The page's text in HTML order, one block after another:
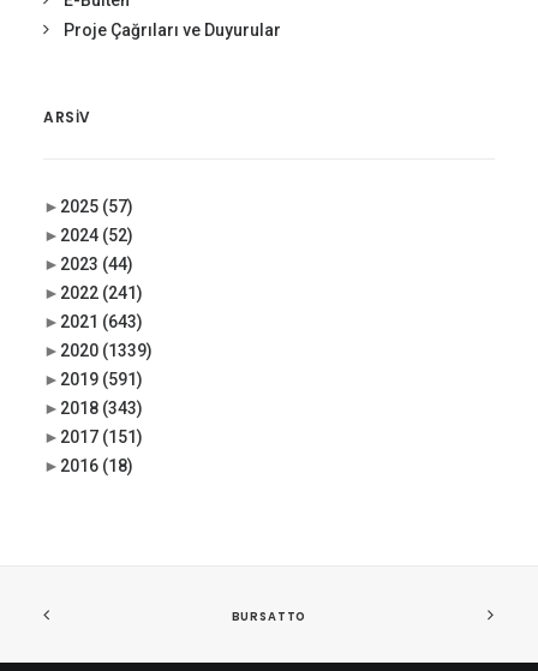
Proje Çağrıları ve Duyurular
ARSIV
► 2025 (57)
► 2024 (52)
► 2023 (44)
► 2022 (241)
► 2021 (643)
► 2020 (1339)
► 2019 (591)
► 2018 (343)
► 2017 (151)
► 2016 (18)
BURSATTO